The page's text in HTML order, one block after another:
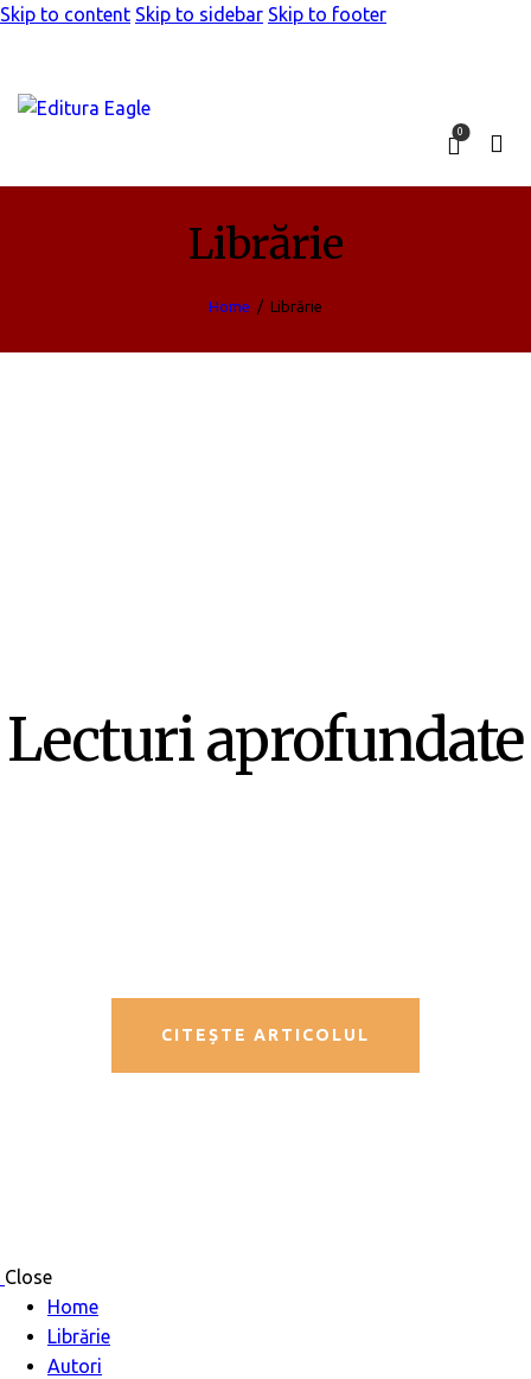
Skip to content Skip to sidebar Skip to footer
0
Librărie
Home Librărie
Lecturi aprofundate
CITEȘTE ARTICOLUL
Close
Home
Librărie
Autori